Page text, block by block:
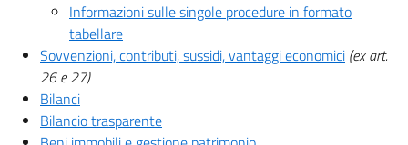
Informazioni sulle singole procedure in formato
tabellare
Sovvenzioni, contributi, sussidi, vantaggi economici (ex art.
26 e 27)
Bilanci
Bilancio trasparente